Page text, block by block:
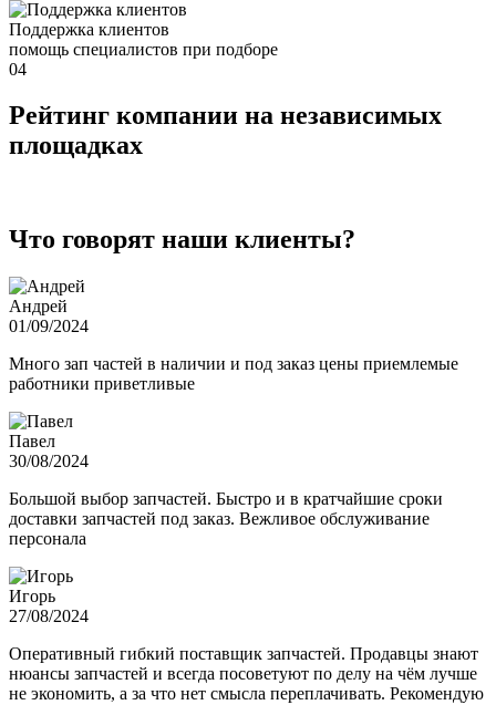
Поддержка клиентов
помощь специалистов при подборе
04
Рейтинг компании на независимых
площадках
Что говорят наши клиенты?
Андрей
01/09/2024
Много зап частей в наличии и под заказ цены приемлемые
работники приветливые
Павел
30/08/2024
Большой выбор запчастей. Быстро и в кратчайшие сроки
доставки запчастей под заказ. Вежливое обслуживание
персонала
Игорь
27/08/2024
Оперативный гибкий поставщик запчастей. Продавцы знают
нюансы запчастей и всегда посоветуют по делу на чём лучше
не экономить, а за что нет смысла переплачивать. Рекомендую